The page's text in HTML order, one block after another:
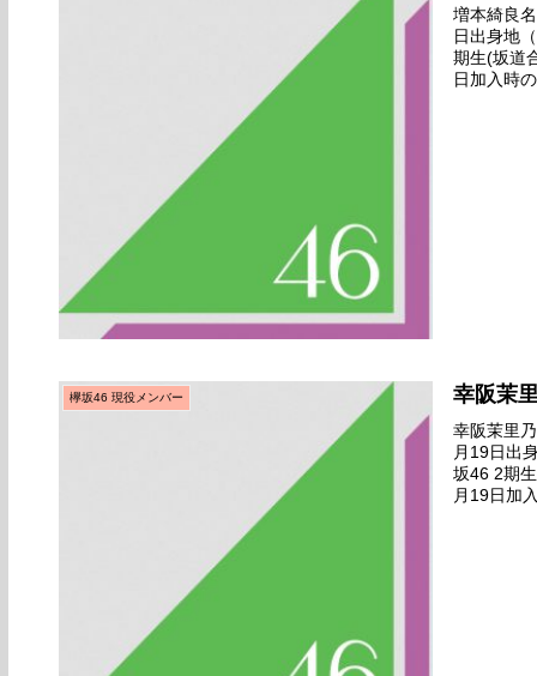
増本綺良
日出身地
期生(坂道
日加入時
欅坂46 現役メンバー 幸阪茉
幸阪茉里
月19日出
坂46 2期
月19日加